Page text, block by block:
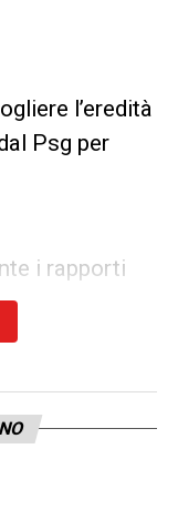
l’eredità
Psg per
i rapporti
dopo
tecnico
di euro con